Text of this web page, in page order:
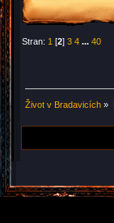
Stran: 1 [2]3 4 ...40
Život v Bradavicích »